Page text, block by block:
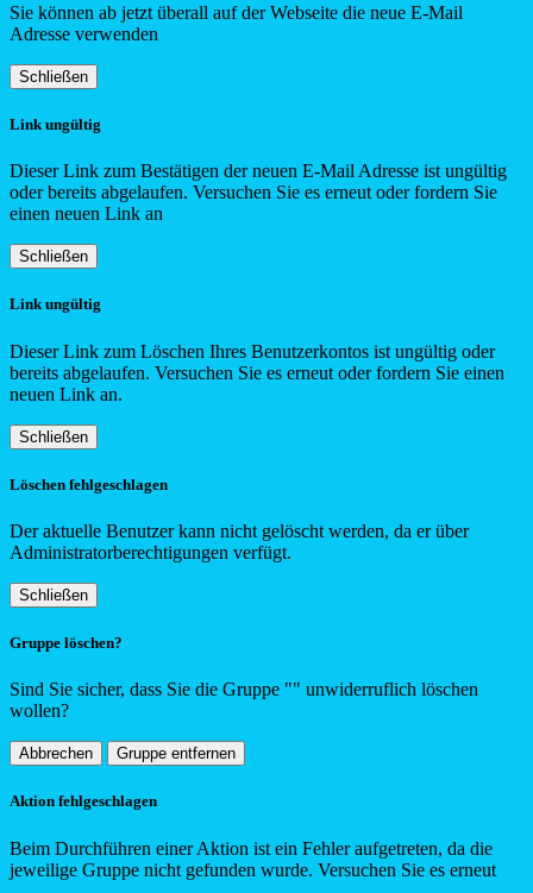
Sie können ab jetzt überall auf der Webseite die neue E-Mail
Adresse verwenden
Schließen
Link ungültig
Dieser Link zum Bestätigen der neuen E-Mail Adresse ist ungültig
oder bereits abgelaufen. Versuchen Sie es erneut oder fordern Sie
einen neuen Link an
Schließen
Link ungültig
Dieser Link zum Löschen Ihres Benutzerkontos ist ungültig oder
bereits abgelaufen. Versuchen Sie es erneut oder fordern Sie einen
neuen Link an.
Schließen
Löschen fehlgeschlagen
Der aktuelle Benutzer kann nicht gelöscht werden, da er über
Administratorberechtigungen verfügt.
Schließen
Gruppe löschen?
Sind Sie sicher, dass Sie die Gruppe "" unwiderruflich löschen
wollen?
Abbrechen Gruppe entfernen
Aktion fehlgeschlagen
Beim Durchführen einer Aktion ist ein Fehler aufgetreten, da die
jeweilige Gruppe nicht gefunden wurde. Versuchen Sie es erneut